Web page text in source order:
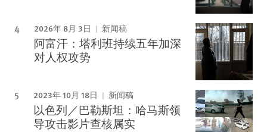
2026年 8月 3日 新闻稿
阿富汗：塔利班持续五年加深
对人权攻势
2023年 10月 18日 新闻稿
以色列／巴勒斯坦：哈马斯领
导攻击影片查核属实